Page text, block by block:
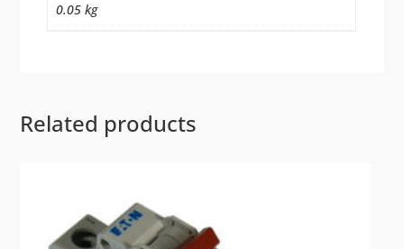
0.05 kg
Related products